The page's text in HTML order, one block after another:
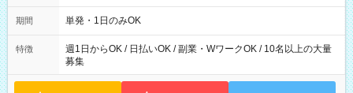
～21：00
期間 単発・1日のみOK
特徴
週1日からOK / 日払いOK / 副業・WワークOK / 10名以上の大量
募集